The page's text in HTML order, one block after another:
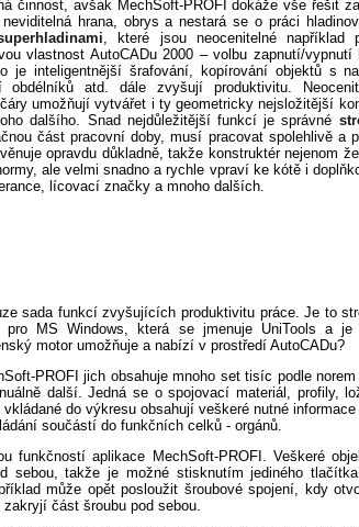
činnost, avšak MechSoft-PROFI dokáže vše řešit
hrana, obrys a nestará se o práci
, které jsou neocenitelné například
vlastnost AutoCADu 2000 – volbu zapnutí/
je inteligentnější šrafování, kopírování objektů s
obdélníků atd. dále zvyšují produktivitu.
umožňují vytvářet i ty geometricky nejsložitější
dalšího. Snad nejdůležitější funkcí je správné
část pracovní doby, musí pracovat spolehlivě a
opravdu důkladně, takže konstruktér nejenom
ale velmi snadno a rychle vpraví ke kótě i
lícovací značky a mnoho dalších.
sada funkcí zvyšujících produktivitu práce. Je to
pro MS Windows, která se jmenuje UniTools a je
motor umožňuje a nabízí v prostředí AutoCADu?
PROFI jich obsahuje mnoho set tisíc podle
další. Jedná se o spojovací materiál, profily,
do výkresu obsahují veškeré nutné
součástí do funkčních celků - orgánů.
funkčností aplikace MechSoft-PROFI. Veškeré
sebou, takže je možné stisknutím jediného
může opět posloužit šroubové spojení, kdy
část šroubu pod sebou.